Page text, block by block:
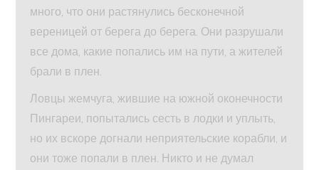
много, что они растянулись бесконечной
вереницей от берега до берега. Они разрушали
все дома, какие попались им на пути, а жителей
брали в плен.
Ловцы жемчуга, жившие на южной оконечности
Пингареи, попытались сесть в лодки и уплыть,
но их вскоре догнали неприятельские корабли, и
они тоже попали в плен. Никто и не думал